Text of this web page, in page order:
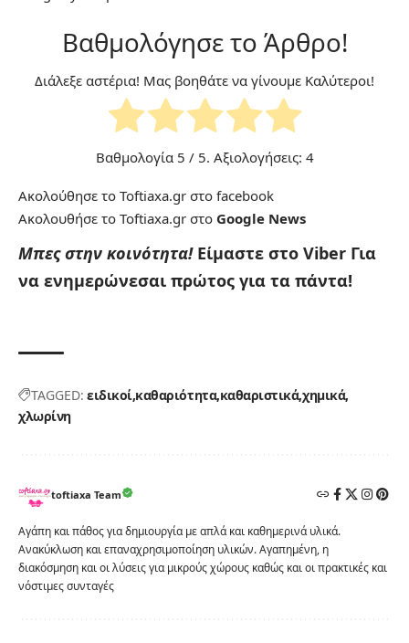
Βαθμολόγησε το Άρθρο!
Διάλεξε αστέρια! Μας βοηθάτε να γίνουμε Καλύτεροι!
Βαθμολογία 5 / 5. Αξιολογήσεις: 4
Ακολούθησε το Toftiaxa.gr στο facebook
Ακολουθήσε το Toftiaxa.gr στο Google News
Μπες στην κοινότητα! Είμαστε στο Viber Για
να ενημερώνεσαι πρώτος για τα πάντα!
TAGGED: ειδικοί καθαριότητα καθαριστικάχημικά
χλωρίνη
toftiaxa Team
Αγάπη και πάθος για δημιουργία με απλά και καθημερινά υλικά.
Ανακύκλωση και επαναχρησιμοποίηση υλικών. Αγαπημένη, η
διακόσμηση και οι λύσεις για μικρούς χώρους καθώς και οι πρακτικές και
νόστιμες συνταγές